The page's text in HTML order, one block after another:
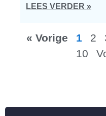
LEES VERDER »
« Vorige 1 2
10